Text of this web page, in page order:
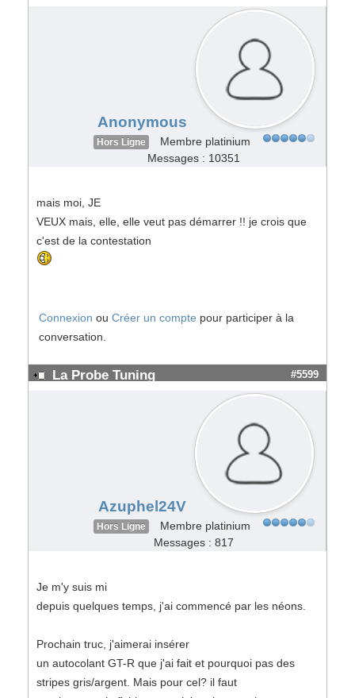
Anonymous
Hors Ligne
Membre platinium
Messages : 10351
mais moi, JE
VEUX mais, elle, elle veut pas démarrer !! je crois que
c'est de la contestation
Connexion ou Créer un compte pour participer à la
conversation.
La Probe Tuning #5599
Azuphel24V
Hors Ligne
Membre platinium
Messages : 817
Je m'y suis mi
depuis quelques temps, j'ai commencé par les néons.
Prochain truc, j'aimerai insérer
un autocolant GT-R que j'ai fait et pourquoi pas des
stripes gris/argent. Mais pour cel? il faut